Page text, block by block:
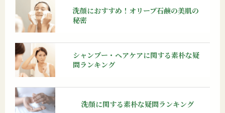
洗顔におすすめ！オリーブ石鹸の美肌の
秘密
シャンプー・ヘアケアに関する素朴な疑
問ランキング
洗顔に関する素朴な疑問ランキング